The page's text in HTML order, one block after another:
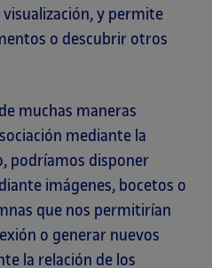
y permite
o descubrir otros
muchas maneras
mediante la
podríamos disponer
imágenes, bocetos o
que nos permitirían
o generar nuevos
la relación de los